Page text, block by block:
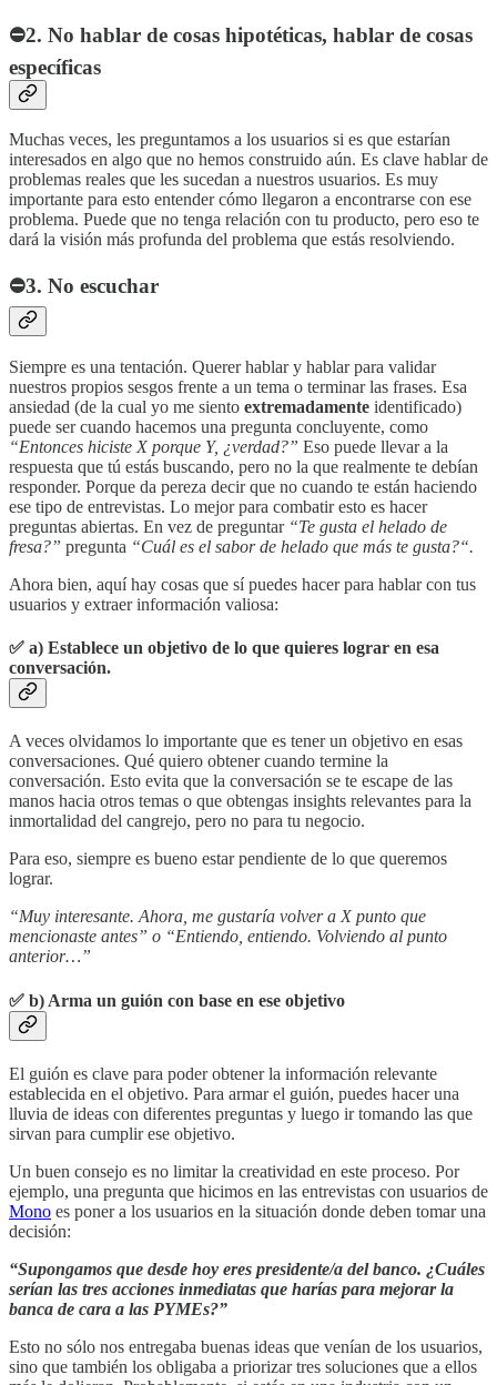
⛔2. No hablar de cosas hipotéticas, hablar de cosas
específicas
Muchas veces, les preguntamos a los usuarios si es que estarían
interesados en algo que no hemos construido aún. Es clave hablar de
problemas reales que les sucedan a nuestros usuarios. Es muy
importante para esto entender cómo llegaron a encontrarse con ese
problema. Puede que no tenga relación con tu producto, pero eso te
dará la visión más profunda del problema que estás resolviendo.
⛔3. No escuchar
Siempre es una tentación. Querer hablar y hablar para validar
nuestros propios sesgos frente a un tema o terminar las frases. Esa
ansiedad (de la cual yo me siento extremadamente identificado)
puede ser cuando hacemos una pregunta concluyente, como
“Entonces hiciste X porque Y, ¿verdad?” Eso puede llevar a la
respuesta que tú estás buscando, pero no la que realmente te debían
responder. Porque da pereza decir que no cuando te están haciendo
ese tipo de entrevistas. Lo mejor para combatir esto es hacer
preguntas abiertas. En vez de preguntar “Te gusta el helado de
fresa?” pregunta “Cuál es el sabor de helado que más te gusta?“.
Ahora bien, aquí hay cosas que sí puedes hacer para hablar con tus
usuarios y extraer información valiosa:
✅ a) Establece un objetivo de lo que quieres lograr en esa
conversación.
A veces olvidamos lo importante que es tener un objetivo en esas
conversaciones. Qué quiero obtener cuando termine la
conversación. Esto evita que la conversación se te escape de las
manos hacia otros temas o que obtengas insights relevantes para la
inmortalidad del cangrejo, pero no para tu negocio.
Para eso, siempre es bueno estar pendiente de lo que queremos
lograr.
“Muy interesante. Ahora, me gustaría volver a X punto que
mencionaste antes” o “Entiendo, entiendo. Volviendo al punto
anterior…”
✅ b) Arma un guión con base en ese objetivo
El guión es clave para poder obtener la información relevante
establecida en el objetivo. Para armar el guión, puedes hacer una
lluvia de ideas con diferentes preguntas y luego ir tomando las que
sirvan para cumplir ese objetivo.
Un buen consejo es no limitar la creatividad en este proceso. Por
ejemplo, una pregunta que hicimos en las entrevistas con usuarios de
Mono es poner a los usuarios en la situación donde deben tomar una
decisión:
“Supongamos que desde hoy eres presidente/a del banco. ¿Cuáles
serían las tres acciones inmediatas que harías para mejorar la
banca de cara a las PYMEs?”
Esto no sólo nos entregaba buenas ideas que venían de los usuarios,
sino que también los obligaba a priorizar tres soluciones que a ellos